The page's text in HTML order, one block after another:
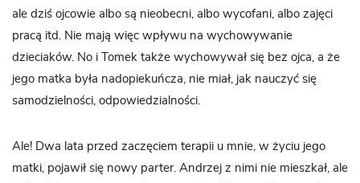
ale dziś ojcowie albo są nieobecni, albo wycofani, albo zajęci
pracą itd. Nie mają więc wpływu na wychowywanie
dzieciaków. No i Tomek także wychowywał się bez ojca, a że
jego matka była nadopiekuńcza, nie miał, jak nauczyć się
samodzielności, odpowiedzialności.
Ale! Dwa lata przed zaczęciem terapii u mnie, w życiu jego
matki, pojawił się nowy parter. Andrzej z nimi nie mieszkał, ale